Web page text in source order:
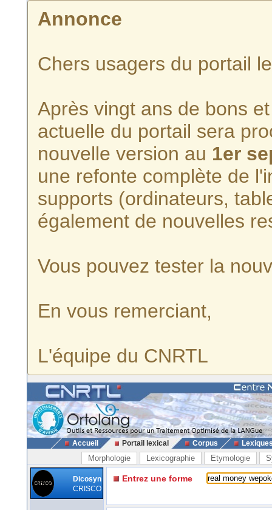
Annonce
Chers usagers du portail
Après vingt ans de bons
actuelle du portail sera
nouvelle version au 1er
une refonte complète de
supports (ordinateurs,
également de nouvelles
Vous pouvez tester la
En vous remerciant,
L'équipe du CNRTL
Accueil Portail lexical Corpus
Morphologie Lexicographie Etymologie
Dicosyn
CRISCO
Entrez une forme